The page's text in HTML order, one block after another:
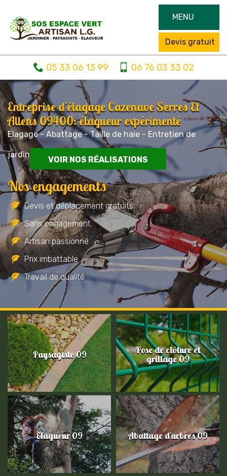
MENU
Devis gratuit
05 33 06 13 99 06 76 03 33 02
Entreprise d'élagage Cazenave Serres Et
Allens 09400: élagueur expérimenté
Elagage - Abattage - Taille de haie - Entretien de
jardin
VOIR NOS RÉALISATIONS
Nos engagements
Devis et déplacement gratuits
Sans engagement
Artisan passionné
Prix imbattable
Travail de qualité
Paysagiste 09 Pose de clôture et
grillage 09
Elagueur 09 Abattage d'arbres 09